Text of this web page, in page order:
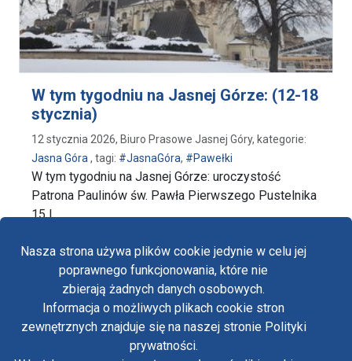
Nasza strona używa plików cookie jedynie w celu jej
poprawnego funkcjonowania, które nie
zbierają żadnych danych osobowych.
Informacja o możliwych plikach cookie stron
zewnętrznych znajduje się na naszej stronie Polityki
prywatności.
W tym tygodniu na Jasnej Górze: (12-18
stycznia)
12 stycznia 2026, Biuro Prasowe Jasnej Góry, kategorie:
Jasna Góra, tagi: #JasnaGóra, #Pawełki
W tym tygodniu na Jasnej Górze: uroczystość
Patrona Paulinów św. Pawła Pierwszego Pustelnika
15 I, …
czytaj dalej… wpis W tym tygodniu na Jasnej Górze: (12-18
Polityka prywatności